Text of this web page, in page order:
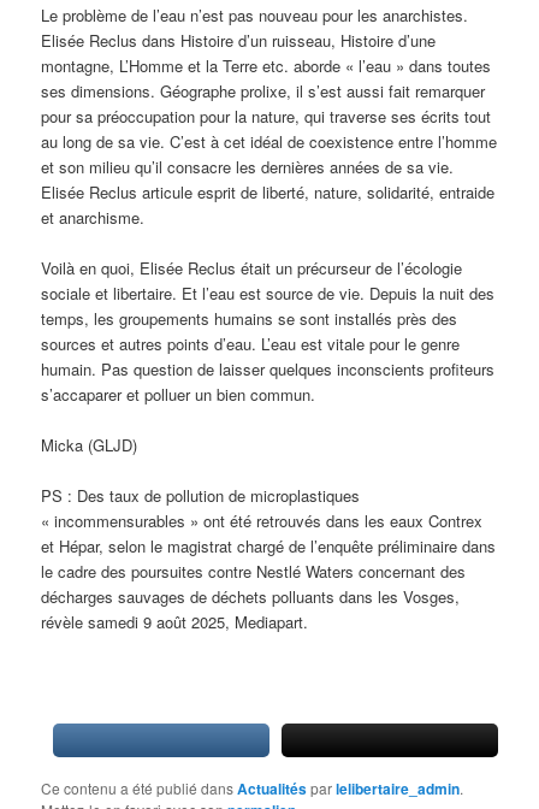
Le problème de l’eau n’est pas nouveau pour les anarchistes.
Elisée Reclus dans Histoire d’un ruisseau, Histoire d’une
montagne, L’Homme et la Terre etc. aborde « l’eau » dans toutes
ses dimensions. Géographe prolixe, il s’est aussi fait remarquer
pour sa préoccupation pour la nature, qui traverse ses écrits tout
au long de sa vie. C’est à cet idéal de coexistence entre l’homme
et son milieu qu’il consacre les dernières années de sa vie.
Elisée Reclus articule esprit de liberté, nature, solidarité, entraide
et anarchisme.
Voilà en quoi, Elisée Reclus était un précurseur de l’écologie
sociale et libertaire. Et l’eau est source de vie. Depuis la nuit des
temps, les groupements humains se sont installés près des
sources et autres points d’eau. L’eau est vitale pour le genre
humain. Pas question de laisser quelques inconscients profiteurs
s’accaparer et polluer un bien commun.
Micka (GLJD)
PS : Des taux de pollution de microplastiques
« incommensurables » ont été retrouvés dans les eaux Contrex
et Hépar, selon le magistrat chargé de l’enquête préliminaire dans
le cadre des poursuites contre Nestlé Waters concernant des
décharges sauvages de déchets polluants dans les Vosges,
révèle samedi 9 août 2025, Mediapart.
Ce contenu a été publié dansActualitésparlelibertaire_admin.